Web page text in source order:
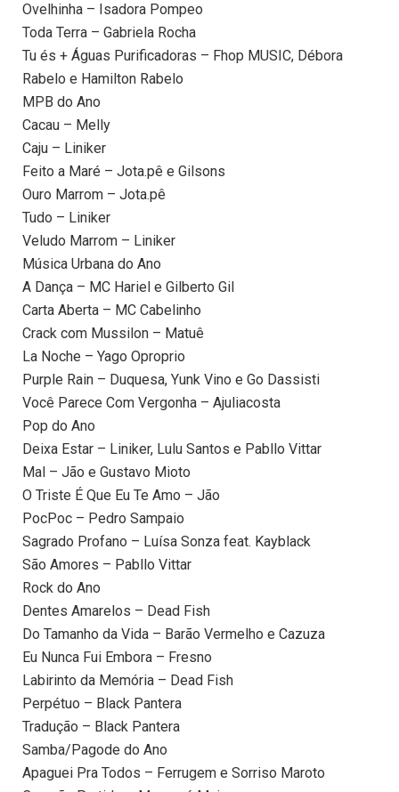
Ovelhinha – Isadora Pompeo
Toda Terra – Gabriela Rocha
Tu és + Águas Purificadoras – Fhop MUSIC, Débora
Rabelo e Hamilton Rabelo
MPB do Ano
Cacau – Melly
Caju – Liniker
Feito a Maré – Jota.pê e Gilsons
Ouro Marrom – Jota.pê
Tudo – Liniker
Veludo Marrom – Liniker
Música Urbana do Ano
A Dança – MC Hariel e Gilberto Gil
Carta Aberta – MC Cabelinho
Crack com Mussilon – Matuê
La Noche – Yago Oproprio
Purple Rain – Duquesa, Yunk Vino e Go Dassisti
Você Parece Com Vergonha – Ajuliacosta
Pop do Ano
Deixa Estar – Liniker, Lulu Santos e Pabllo Vittar
Mal – Jão e Gustavo Mioto
O Triste É Que Eu Te Amo – Jão
PocPoc – Pedro Sampaio
Sagrado Profano – Luísa Sonza feat. Kayblack
São Amores – Pabllo Vittar
Rock do Ano
Dentes Amarelos – Dead Fish
Do Tamanho da Vida – Barão Vermelho e Cazuza
Eu Nunca Fui Embora – Fresno
Labirinto da Memória – Dead Fish
Perpétuo – Black Pantera
Tradução – Black Pantera
Samba/Pagode do Ano
Apaguei Pra Todos – Ferrugem e Sorriso Maroto